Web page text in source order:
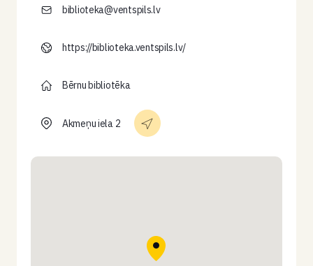
biblioteka@ventspils.lv
https://biblioteka.ventspils.lv/
Bērnu bibliotēka
Akmeņu iela 2